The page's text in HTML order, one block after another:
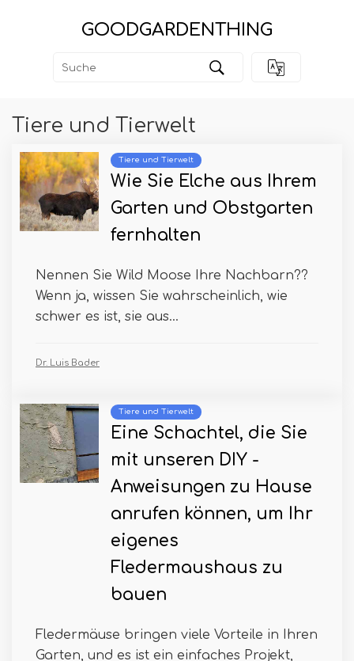
GOODGARDENTHING
Tiere und Tierwelt
Tiere und Tierwelt
Wie Sie Elche aus Ihrem
Garten und Obstgarten
fernhalten
Nennen Sie Wild Moose Ihre Nachbarn??
Wenn ja, wissen Sie wahrscheinlich, wie
schwer es ist, sie aus...
Dr. Luis Bader
Tiere und Tierwelt
Eine Schachtel, die Sie
mit unseren DIY -
Anweisungen zu Hause
anrufen können, um Ihr
eigenes
Fledermaushaus zu
bauen
Fledermäuse bringen viele Vorteile in Ihren
Garten, und es ist ein einfaches Projekt,